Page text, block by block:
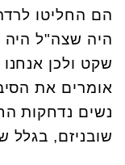
הם החליטו
היה שצה"ל היה
שקט ולכן
אומרים את
נשים נדחקות
שובניזם, בגלל